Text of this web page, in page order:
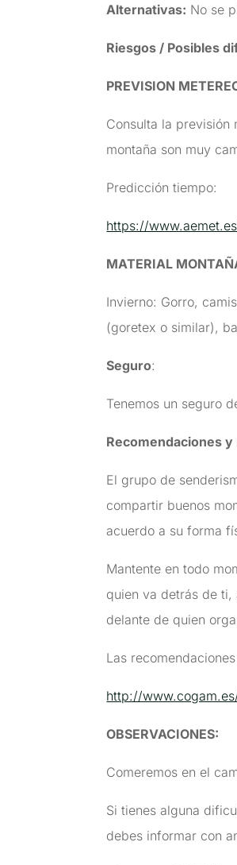
Alternativas: No se
Riesgos / Posibles
PREVISION
Consulta la previsión
montaña son muy
Predicción tiempo:
https://
MATERIAL
Invierno: Gorro,
(goretex o similar),
Seguro:
Tenemos un seguro
Recomendaciones
El grupo de
compartir buenos
acuerdo a su forma
Mantente en todo
quien va detrás de
delante de quien
Las
http://
OBSERVACIONES:
Comeremos en el
Si tienes alguna
debes informar con